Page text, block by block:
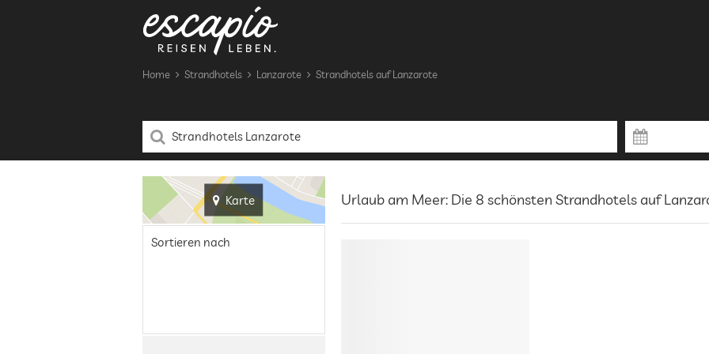
Home Strandhotels Lanzarote Strandhotels auf Lanzarote
Karte Urlaub am Meer: Die 8 schönsten Strandhotels auf
Sortieren nach